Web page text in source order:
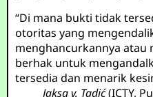
“Di mana bukti tidak
otoritas yang
menghancurkannya atau
berhak untuk
tersedia dan menarik
Jaksa v. Tadić(ICTY,